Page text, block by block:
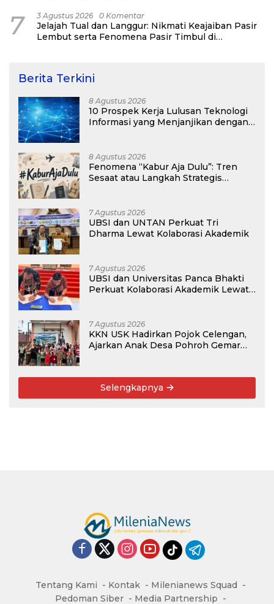
7 3 Agustus 2026 0 Komentar
Jelajah Tual dan Langgur: Nikmati Keajaiban Pasir
Lembut serta Fenomena Pasir Timbul di
Berita Terkini
8 Agustus 2026
10 Prospek Kerja Lulusan Teknologi
Informasi yang Menjanjikan dengan
8 Agustus 2026
Fenomena “Kabur Aja Dulu”: Tren
Sesaat atau Langkah Strategis
7 Agustus 2026
UBSI dan UNTAN Perkuat Tri
Dharma Lewat Kolaborasi Akademik
7 Agustus 2026
UBSI dan Universitas Panca Bhakti
Perkuat Kolaborasi Akademik Lewat
7 Agustus 2026
KKN USK Hadirkan Pojok Celengan,
Ajarkan Anak Desa Pohroh Gemar
Selengkapnya
Tentang Kami Kontak
Milenianews Squad
Pedoman Siber
Media Partnership